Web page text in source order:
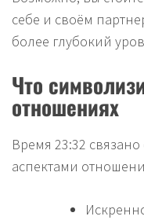
себе и своём
более глубокий
Что
отношениях
Время 23:32
аспектами